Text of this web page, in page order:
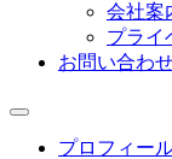
会社案
プライ
お問い合わ
プロフィー